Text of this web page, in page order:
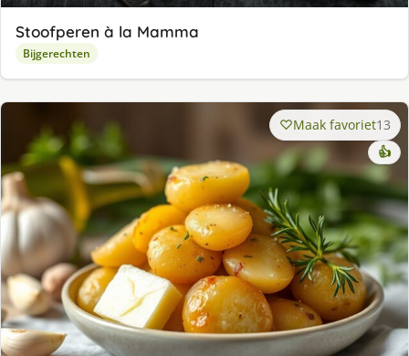
Stoofperen à la Mamma
Bijgerechten
Maak favoriet13
👍